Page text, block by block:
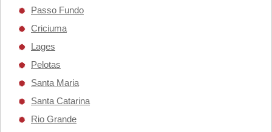
Passo Fundo
Criciuma
Lages
Pelotas
Santa Maria
Santa Catarina
Rio Grande